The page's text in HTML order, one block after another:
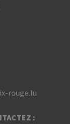
rouge.lu
: